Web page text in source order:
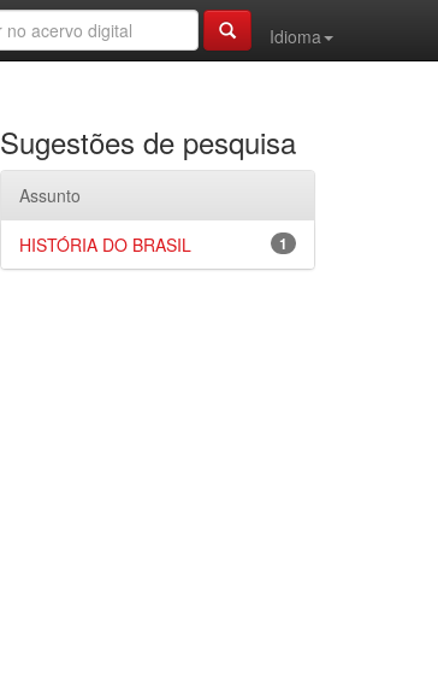
Idioma
Sugestões de pesquisa
Assunto
1
HISTÓRIA DO BRASIL